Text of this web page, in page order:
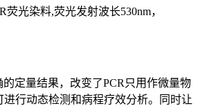
荧光染料,荧光发射波长530nm，
定量结果，改变了PCR只用作微量物
行动态检测和病程疗效分析。同时让